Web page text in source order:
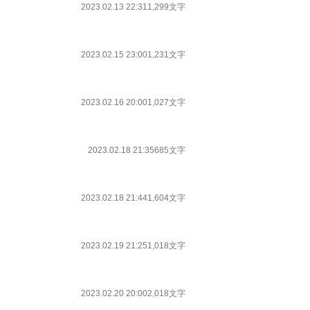
2023.02.13 22:311,299文字
2023.02.15 23:001,231文字
2023.02.16 20:001,027文字
2023.02.18 21:35685文字
2023.02.18 21:441,604文字
2023.02.19 21:251,018文字
2023.02.20 20:002,018文字